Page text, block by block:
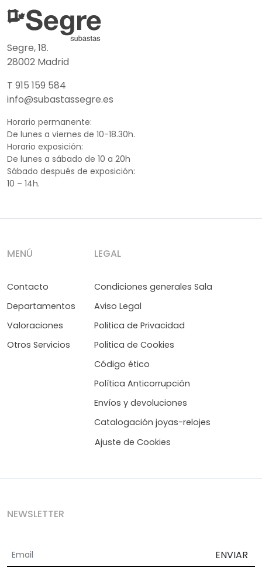
Segre, 18.
28002 Madrid
T 915 159 584
info@subastassegre.es
Horario permanente:
De lunes a viernes de 10-18.30h.
Horario exposición:
De lunes a sábado de 10 a 20h
Sábado después de exposición:
10 – 14h.
MENÚ
Contacto
Departamentos
Valoraciones
Otros Servicios
LEGAL
Condiciones generales Sala
Aviso Legal
Politica de Privacidad
Politica de Cookies
Código ético
Política Anticorrupción
Envíos y devoluciones
Catalogación joyas-relojes
Ajuste de Cookies
NEWSLETTER
ENVIAR